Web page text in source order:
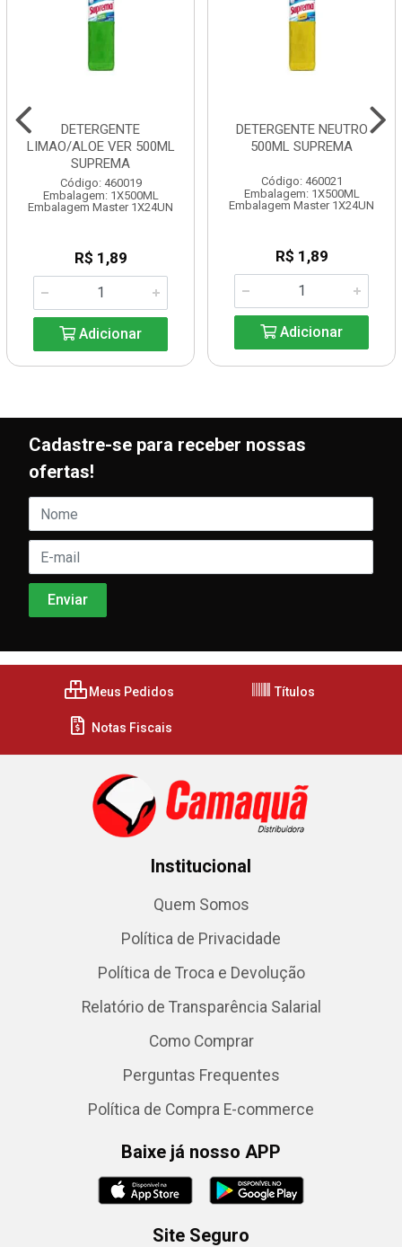
DETERGENTE
LIMAO/ALOE VER 500ML
SUPREMA
Código: 460019
Embalagem: 1X500ML
Embalagem Master 1X24UN
R$ 1,89
Adicionar
DETERGENTE NEUTRO
500ML SUPREMA
Código: 460021
Embalagem: 1X500ML
Embalagem Master 1X24UN
R$ 1,89
Adicionar
Cadastre-se para receber nossas
ofertas!
Meus Pedidos Títulos
Notas Fiscais
Institucional
Quem Somos
Política de Privacidade
Política de Troca e Devolução
Relatório de Transparência Salarial
Como Comprar
Perguntas Frequentes
Política de Compra E-commerce
Baixe já nosso APP
Site Seguro